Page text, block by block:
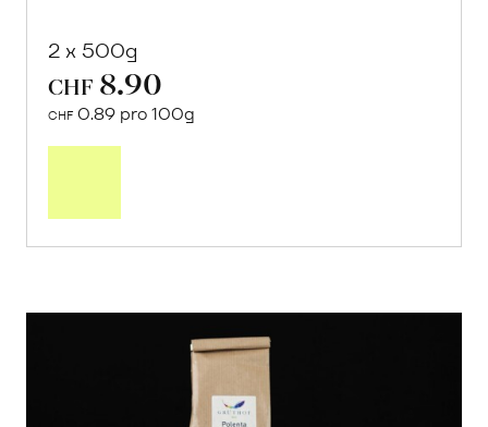
2 x 500g
CHF 8.90
CHF 0.89 pro 100g